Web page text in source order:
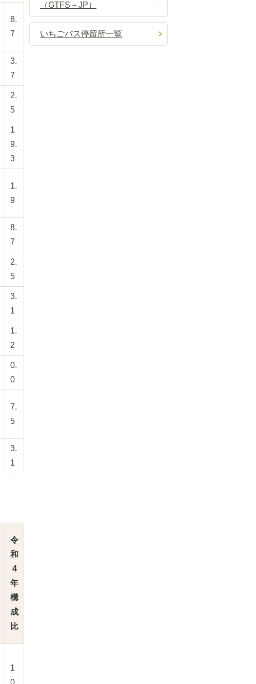
8.
7
3.
7
2.
5
1
9.
3
1.
9
8.
7
2.
5
3.
1
1.
2
0.
0
7.
5
3.
1
令
和
4
年
構
成
比
1
0
（GTFS－JP）
いちごバス停留所一覧